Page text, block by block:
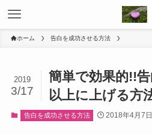
ホーム 告白を成功させる方法
簡単で効果的!!
以上に上げる方
2019
3/17
告白を成功させる方法 2018年4月7日